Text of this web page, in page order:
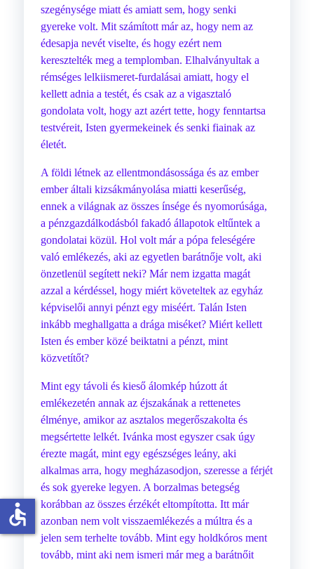
szegénysége miatt és amiatt sem, hogy senki
gyereke volt. Mit számított már az, hogy nem az
édesapja nevét viselte, és hogy ezért nem
keresztelték meg a templomban. Elhalványultak a
rémséges lelkiismeret-furdalásai amiatt, hogy el
kellett adnia a testét, és csak az a vigasztaló
gondolata volt, hogy azt azért tette, hogy fenntartsa
testvéreit, Isten gyermekeinek és senki fiainak az
életét.
A földi létnek az ellentmondásossága és az ember
ember általi kizsákmányolása miatti keserűség,
ennek a világnak az összes ínsége és nyomorúsága,
a pénzgazdálkodásból fakadó állapotok eltűntek a
gondolatai közül. Hol volt már a pópa feleségére
való emlékezés, aki az egyetlen barátnője volt, aki
önzetlenül segített neki? Már nem izgatta magát
azzal a kérdéssel, hogy miért követeltek az egyház
képviselői annyi pénzt egy miséért. Talán Isten
inkább meghallgatta a drága miséket? Miért kellett
Isten és ember közé beiktatni a pénzt, mint
közvetítőt?
Mint egy távoli és kieső álomkép húzott át
emlékezetén annak az éjszakának a rettenetes
élménye, amikor az asztalos megerőszakolta és
megsértette lelkét. Ivánka most egyszer csak úgy
érezte magát, mint egy egészséges leány, aki
alkalmas arra, hogy megházasodjon, szeresse a férjét
és sok gyereke legyen. A borzalmas betegség
korábban az összes érzékét eltompította. Itt már
azonban nem volt visszaemlékezés a múltra és a
jelen sem terhelte tovább. Mint egy holdkóros ment
tovább, mint aki nem ismeri már meg a barátnőit
accessible